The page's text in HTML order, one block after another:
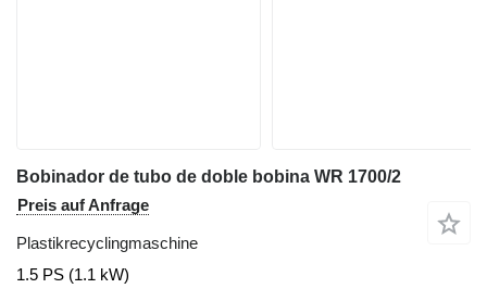
Bobinador de tubo de doble bobina WR 1700/2
Preis auf Anfrage
Plastikrecyclingmaschine
1.5 PS (1.1 kW)